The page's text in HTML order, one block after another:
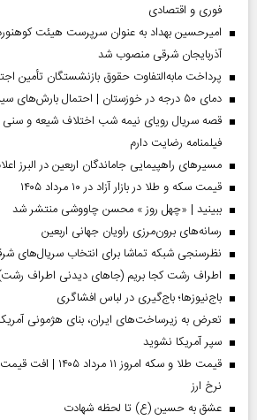
فوری و اقتصادی
امیرحسین بهداد به عنوان سرپرست هیئت
آذربایجان شرقی منصوب شد
پرداخت مابه‌التفاوت حقوق بازنشستگان تأمین
دمای ۵۰ درجه در خوزستان | احتمال بارش‌های سیل‌آسا در ۳ استان
قصه سریال رویای نیمه شب اختلاف شیعه و سنی
فیلمنامه رضایت دارم
مسیر‌های راهپیمایی جاماندگان اربعین در البرز
قیمت سکه و طلا در بازار آزاد در ۱۰ مرداد ۱۴۰۵
ببینید | «چهل روز » محسن چاووشی منتشر شد
رسانه‌های برون‌مرزی راویان جهانی اربعین
نظرسنجی شبکه تماشا برای انتخاب سریال‌های
اطراف رشت کجا بریم (جاهای دیدنی اطراف
باج‌نیوزها؛ باج‌گیری در لباس افشاگری
تعرض به زیرساخت‌های ایران، بنای هژمونی
سپر آمریکا نشوید
قیمت طلا و سکه امروز
نرخ ارز
عشق به حسین (ع) تا لحظه شهادت